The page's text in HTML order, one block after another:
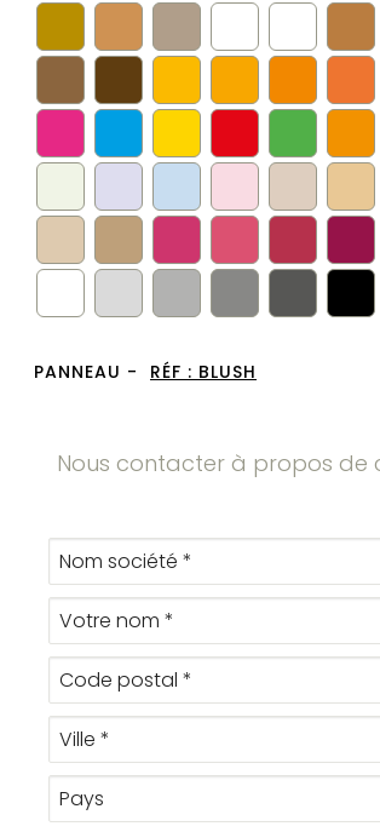
PANNEAU - RÉF : BLUSH
Nous contacter à propos de